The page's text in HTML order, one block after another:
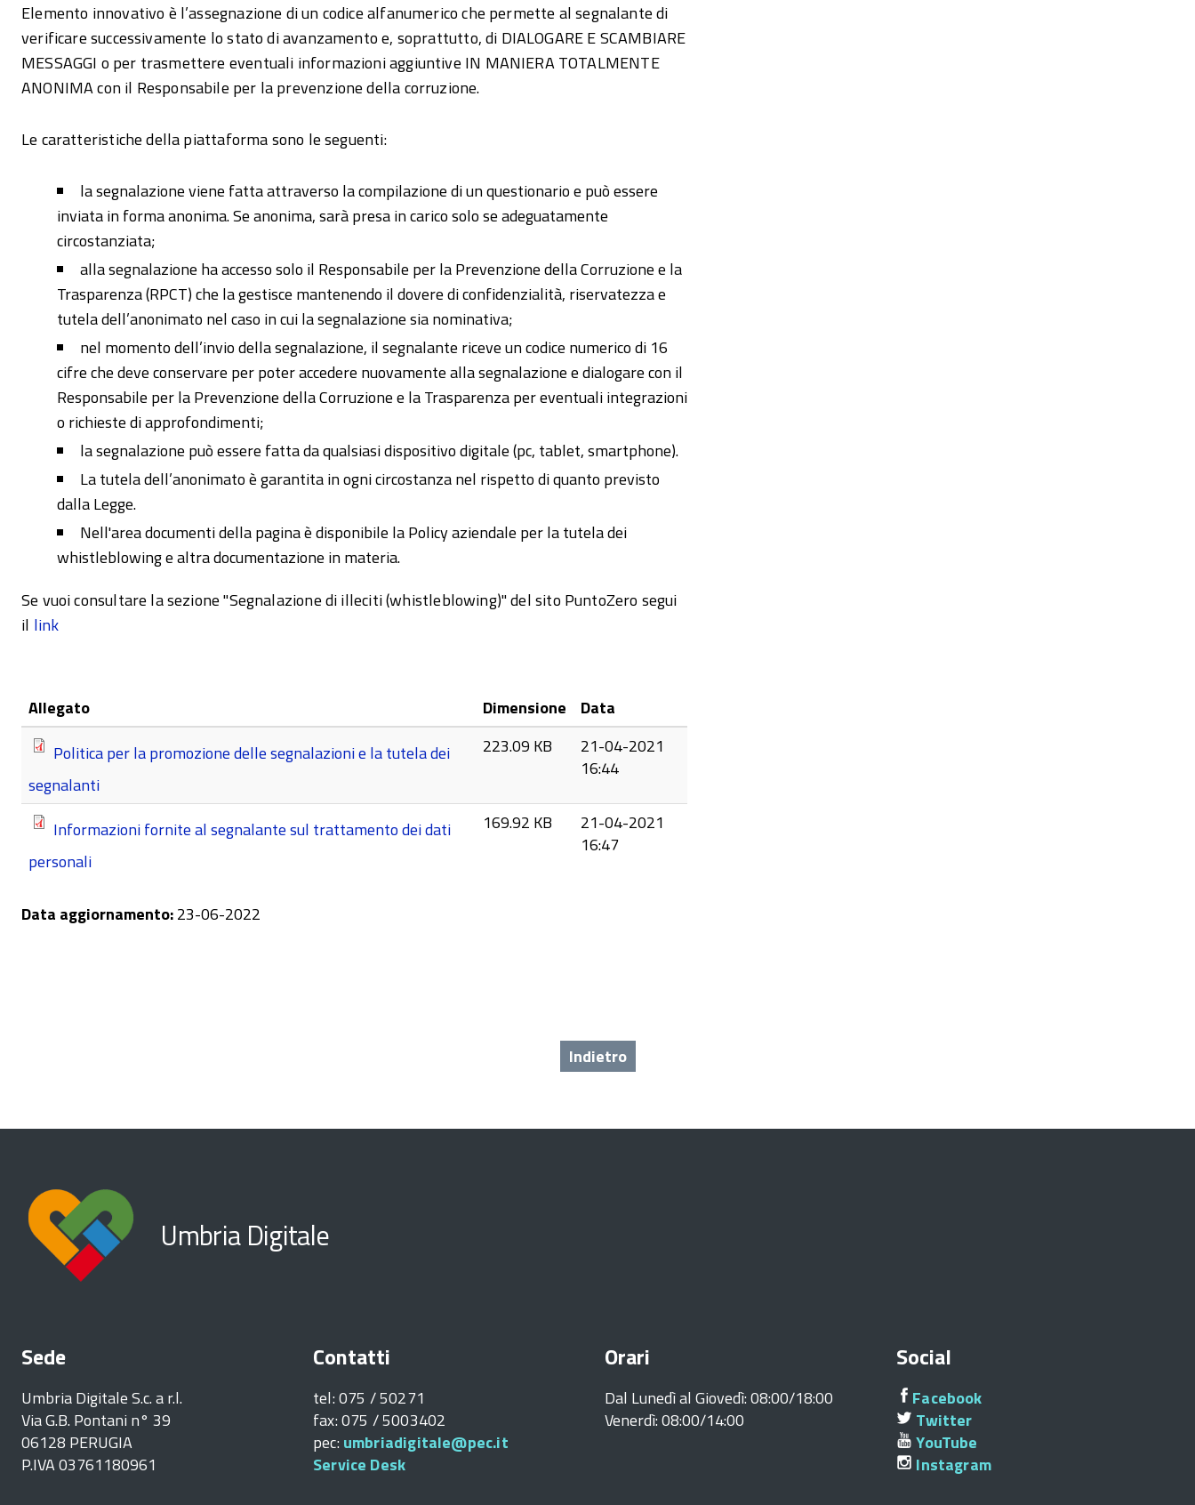
Elemento innovativo è l’assegnazione di un codice alfanumerico che permette al segnalante di
verificare successivamente lo stato di avanzamento e, soprattutto, di DIALOGARE E SCAMBIARE
MESSAGGI o per trasmettere eventuali informazioni aggiuntive IN MANIERA TOTALMENTE
ANONIMA con il Responsabile per la prevenzione della corruzione.
Le caratteristiche della piattaforma sono le seguenti:
la segnalazione viene fatta attraverso la compilazione di un questionario e può essere
inviata in forma anonima. Se anonima, sarà presa in carico solo se adeguatamente
circostanziata;
alla segnalazione ha accesso solo il Responsabile per la Prevenzione della Corruzione e la
Trasparenza (RPCT) che la gestisce mantenendo il dovere di confidenzialità, riservatezza e
tutela dell’anonimato nel caso in cui la segnalazione sia nominativa;
nel momento dell’invio della segnalazione, il segnalante riceve un codice numerico di 16
cifre che deve conservare per poter accedere nuovamente alla segnalazione e dialogare con il
Responsabile per la Prevenzione della Corruzione e la Trasparenza per eventuali integrazioni
o richieste di approfondimenti;
la segnalazione può essere fatta da qualsiasi dispositivo digitale (pc, tablet, smartphone).
La tutela dell’anonimato è garantita in ogni circostanza nel rispetto di quanto previsto
dalla Legge.
Nell'area documenti della pagina è disponibile la Policy aziendale per la tutela dei
whistleblowing e altra documentazione in materia.
Se vuoi consultare la sezione "Segnalazione di illeciti (whistleblowing)" del sito PuntoZero segui
il link
Allegato Dimensione
Data
Politica per la promozione delle segnalazioni e la tutela dei
segnalanti
223.09 KB
21-04-2021
16:44
Informazioni fornite al segnalante sul trattamento dei dati
personali
169.92 KB
21-04-2021
16:47
Data aggiornamento:23-06-2022
Indietro
Umbria Digitale
Sede
Umbria Digitale S.c. a r.l.
Via G.B. Pontani n° 39
06128 PERUGIA
P.IVA 03761180961
Contatti
tel: 075 / 50271
fax: 075 / 5003402
pec: umbriadigitale@pec.it
Service Desk
Orari
Dal Lunedì al Giovedì: 08:00/18:00
Venerdì: 08:00/14:00
Social
Facebook
Twitter
YouTube
Instagram